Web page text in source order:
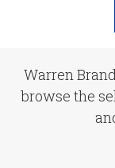
Warren
browse the